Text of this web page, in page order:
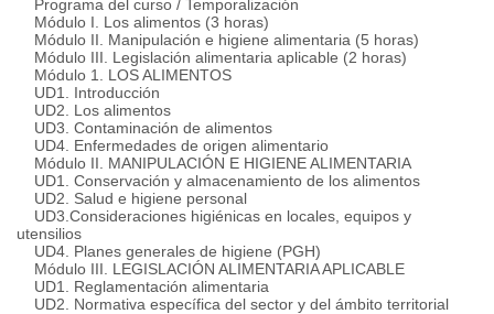
Programa del curso / Temporalización
Módulo I. Los alimentos (3 horas)
Módulo II. Manipulación e higiene alimentaria (5 horas)
Módulo III. Legislación alimentaria aplicable (2 horas)
Módulo 1. LOS ALIMENTOS
UD1. Introducción
UD2. Los alimentos
UD3. Contaminación de alimentos
UD4. Enfermedades de origen alimentario
Módulo II. MANIPULACIÓN E HIGIENE ALIMENTARIA
UD1. Conservación y almacenamiento de los alimentos
UD2. Salud e higiene personal
UD3. Consideraciones higiénicas en locales, equipos y
utensilios
UD4. Planes generales de higiene (PGH)
Módulo III. LEGISLACIÓN ALIMENTARIA APLICABLE
UD1. Reglamentación alimentaria
UD2. Normativa específica del sector y del ámbito territorial